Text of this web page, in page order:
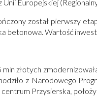
Unii Europejskiej
został pierwszy
betonowa. Wartość
mln złotych
z Narodowego
Przysierska,